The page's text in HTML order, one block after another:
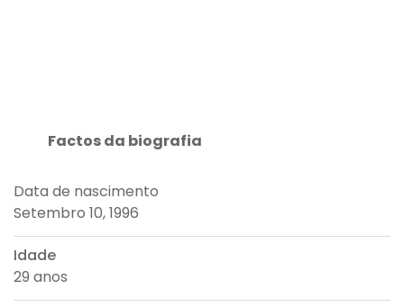
Factos da biografia
Data de nascimento
Setembro 10, 1996
Idade
29 anos